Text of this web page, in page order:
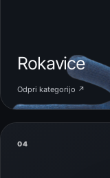
Rokavice
Odpri kategorijo ↗
04